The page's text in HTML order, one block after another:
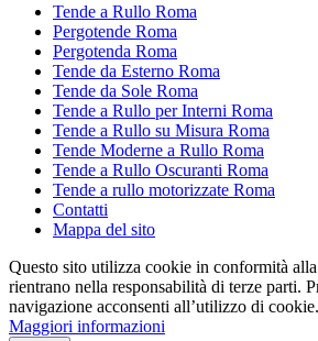
Tende a Rullo Roma
Pergotende Roma
Pergotenda Roma
Tende da Esterno Roma
Tende da Sole Roma
Tende a Rullo per Interni Roma
Tende a Rullo su Misura Roma
Tende Moderne a Rullo Roma
Tende a Rullo Oscuranti Roma
Tende a rullo motorizzate Roma
Contatti
Mappa del sito
Questo sito utilizza cookie in conformità
rientrano nella responsabilità di terze parti.
navigazione acconsenti all’utilizzo di cookie.
Maggiori informazioni